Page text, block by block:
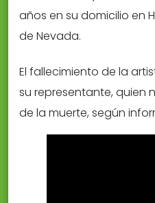
años en su domicilio en
de Nevada.
El fallecimiento de la
su representante, quien
de la muerte, según